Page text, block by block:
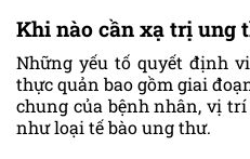
Khi nào cần xạ trị ung
Những yếu tố quyết định
thực quản bao gồm giai
chung của bệnh nhân, vị
như loại tế bào ung thư.